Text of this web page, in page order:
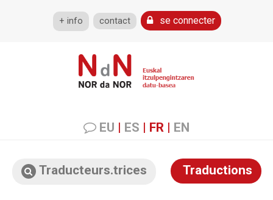
+ info contact se connecter
EU | ES | FR | EN
Traducteurs.trices Traductions